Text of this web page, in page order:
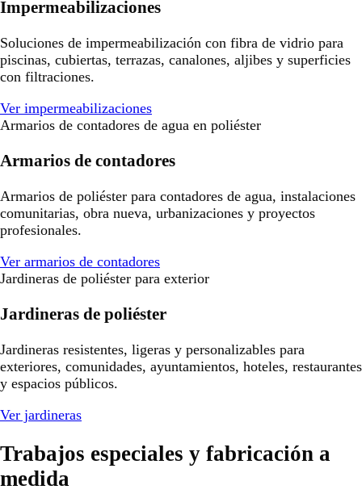
Impermeabilizaciones
Soluciones de impermeabilización con fibra de vidrio para
piscinas, cubiertas, terrazas, canalones, aljibes y superficies
con filtraciones.
Ver impermeabilizaciones
Armarios de contadores de agua en poliéster
Armarios de contadores
Armarios de poliéster para contadores de agua, instalaciones
comunitarias, obra nueva, urbanizaciones y proyectos
profesionales.
Ver armarios de contadores
Jardineras de poliéster para exterior
Jardineras de poliéster
Jardineras resistentes, ligeras y personalizables para
exteriores, comunidades, ayuntamientos, hoteles, restaurantes
y espacios públicos.
Ver jardineras
Trabajos especiales y fabricación a
medida